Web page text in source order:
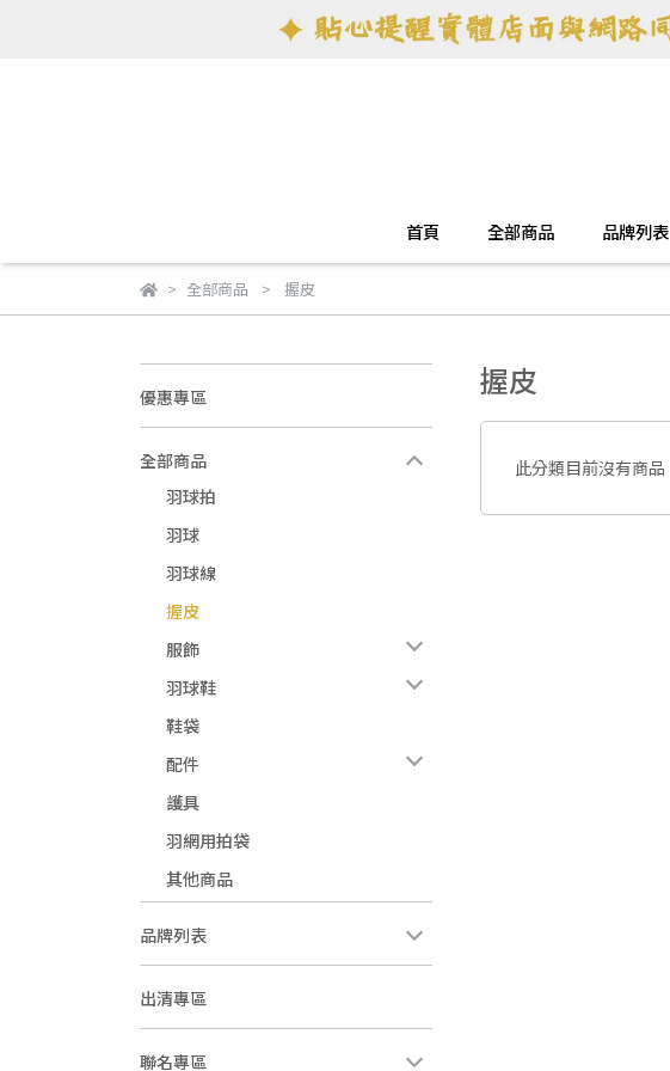
首頁 全部商品 品牌列表
全部商品 握皮
優惠專區
全部商品
羽球拍
羽球
羽球線
握皮
服飾
羽球鞋
鞋袋
配件
護具
羽網用拍袋
其他商品
品牌列表
出清專區
聯名專區
握皮
此分類目前沒有商品